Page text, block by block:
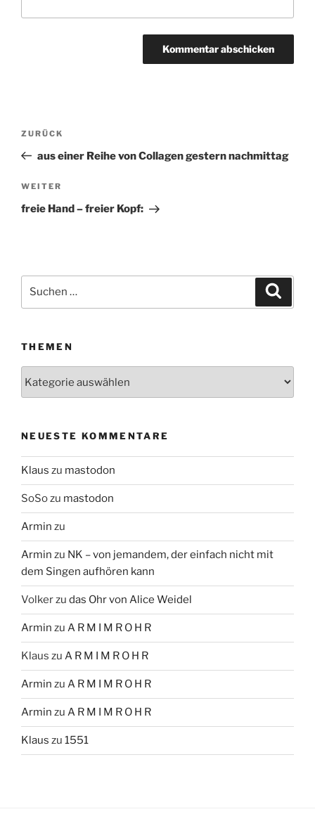
Beitragsnavigation
Vorheriger
Beitrag
ZURÜCK
aus einer Reihe von Collagen gestern nachmittag
Nächster
Beitrag
WEITER
freie Hand – freier Kopf:
Suchen
THEMEN
NEUESTE KOMMENTARE
Klaus zu mastodon
SoSozu mastodon
Armin zu
Armin zu NK – von jemandem, der einfach nicht mit
dem Singen aufhören kann
Volkerzu das Ohr von Alice Weidel
Armin zu A R M I M R O H R
Klaus zu A R M I M R O H R
Armin zu A R M I M R O H R
Armin zu A R M I M R O H R
Klaus zu 1551